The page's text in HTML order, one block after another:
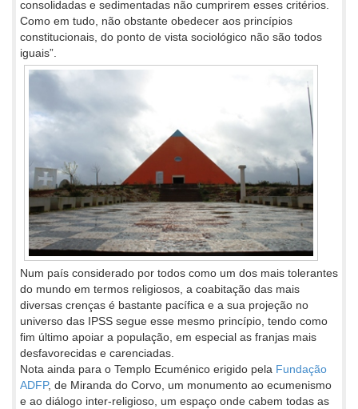
consolidadas e sedimentadas não cumprirem esses critérios.
Como em tudo, não obstante obedecer aos princípios
constitucionais, do ponto de vista sociológico não são todos
iguais”.
Num país considerado por todos como um dos mais tolerantes
do mundo em termos religiosos, a coabitação das mais
diversas crenças é bastante pacífica e a sua projeção no
universo das IPSS segue esse mesmo princípio, tendo como
fim último apoiar a população, em especial as franjas mais
desfavorecidas e carenciadas.
Nota ainda para o Templo Ecuménico erigido pela Fundação
ADFP, de Miranda do Corvo, um monumento ao ecumenismo
e ao diálogo inter-religioso, um espaço onde cabem todas as